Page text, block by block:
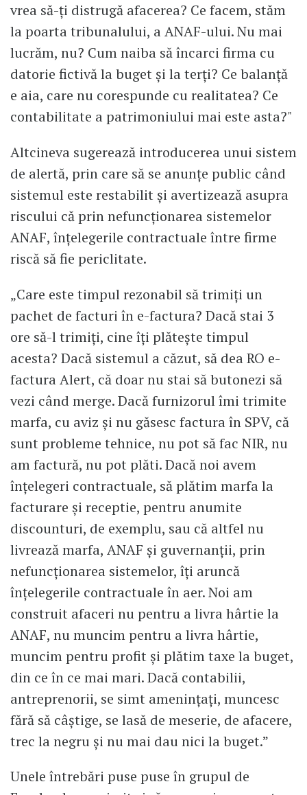
vrea să-ți distrugă afacerea? Ce facem, stăm
la poarta tribunalului, a ANAF-ului. Nu mai
lucrăm, nu? Cum naiba să încarci firma cu
datorie fictivă la buget și la terți? Ce balanță
e aia, care nu corespunde cu realitatea? Ce
contabilitate a patrimoniului mai este asta?"
Altcineva sugerează introducerea unui sistem
de alertă, prin care să se anunțe public când
sistemul este restabilit și avertizează asupra
riscului că prin nefuncționarea sistemelor
ANAF, înțelegerile contractuale între firme
riscă să fie periclitate.
„Care este timpul rezonabil să trimiți un
pachet de facturi în e-factura? Dacă stai 3
ore să-l trimiți, cine îți plătește timpul
acesta? Dacă sistemul a căzut, să dea RO e-
factura Alert, că doar nu stai să butonezi să
vezi când merge. Dacă furnizorul îmi trimite
marfa, cu aviz și nu găsesc factura în SPV, că
sunt probleme tehnice, nu pot să fac NIR, nu
am factură, nu pot plăti. Dacă noi avem
înțelegeri contractuale, să plătim marfa la
facturare și receptie, pentru anumite
discounturi, de exemplu, sau că altfel nu
livrează marfa, ANAF și guvernanții, prin
nefuncționarea sistemelor, îți aruncă
înțelegerile contractuale în aer. Noi am
construit afaceri nu pentru a livra hârtie la
ANAF, nu muncim pentru a livra hârtie,
muncim pentru profit și plătim taxe la buget,
din ce în ce mai mari. Dacă contabilii,
antreprenorii, se simt amenințați, muncesc
fără să câștige, se lasă de meserie, de afacere,
trec la negru și nu mai dau nici la buget.”
Unele întrebări puse puse în grupul de